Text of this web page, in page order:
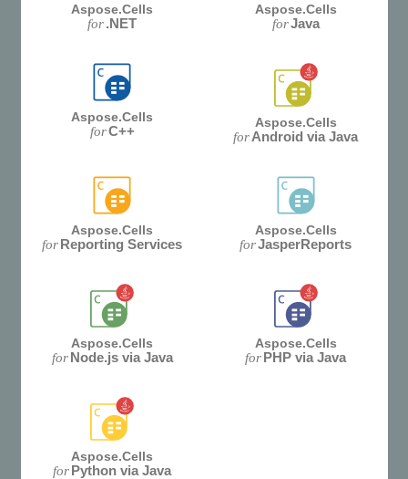
Aspose.Cells
for.NET
Aspose.Cells
forJava
Aspose.Cells
forC++
Aspose.Cells
forAndroid via Java
Aspose.Cells
forReporting Services
Aspose.Cells
forJasperReports
Aspose.Cells
for Node.js via Java
Aspose.Cells
forPHP via Java
Aspose.Cells
forPython via Java